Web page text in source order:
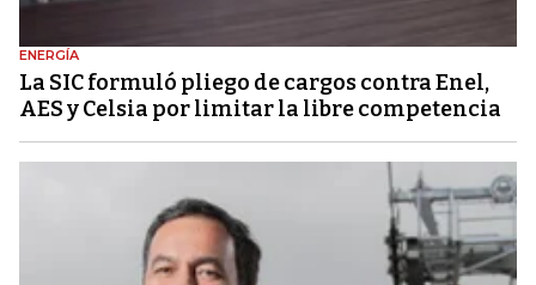
ENERGÍA
La SIC formuló pliego de cargos contra Enel,
AES y Celsia por limitar la libre competencia